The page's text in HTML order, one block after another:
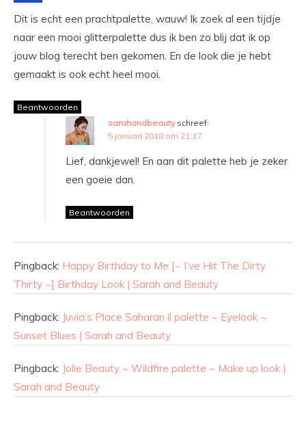
Dit is echt een prachtpalette, wauw! Ik zoek al een tijdje
naar een mooi glitterpalette dus ik ben zo blij dat ik op
jouw blog terecht ben gekomen. En de look die je hebt
gemaakt is ook echt heel mooi.
Beantwoorden
sarahandbeauty schreef:
5 januari 2018 om 21:17
Lief, dankjewel! En aan dit palette heb je zeker
een goeie dan.
Beantwoorden
Pingback: Happy Birthday to Me [~ I’ve Hit The Dirty
Thirty ~] Birthday Look | Sarah and Beauty
Pingback: Juvia’s Place Saharan ll palette ~ Eyelook ~
Sunset Blues | Sarah and Beauty
Pingback: Jolie Beauty ~ Wildfire palette ~ Make up look |
Sarah and Beauty